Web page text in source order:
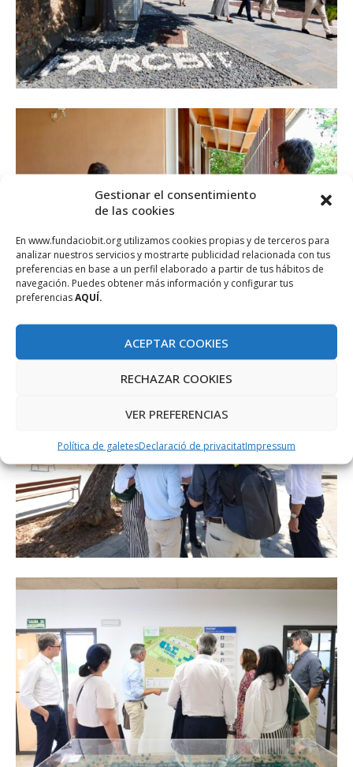
Gestionar el consentimiento
de las cookies
En www.fundaciobit.org utilizamos cookies propias y de terceros para
analizar nuestros servicios y mostrarte publicidad relacionada con tus
preferencias en base a un perfil elaborado a partir de tus hábitos de
navegación. Puedes obtener más información y configurar tus
preferenciasAQUÍ.
ACEPTAR COOKIES
RECHAZAR COOKIES
VER PREFERENCIAS
Política de galetesDeclaració de privacitatImpressum